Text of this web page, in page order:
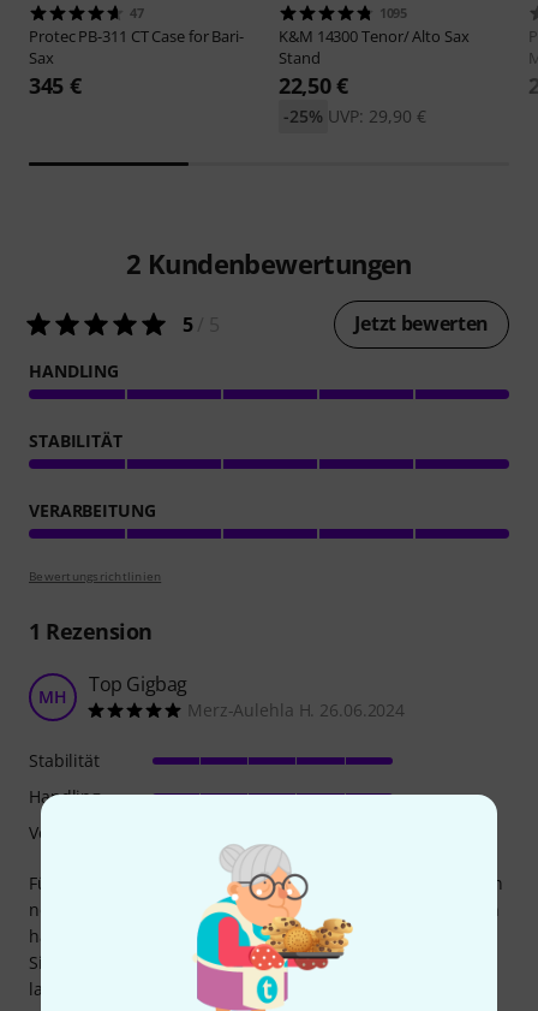
47
ProtecPB-311 CT Case for Bari-
Sax
345 €
1095
K&M 14300 Tenor/ Alto Sax
Stand
22,50 €
UVP: 29,90 €
-25%
2 Kundenbewertungen
5/ 5 Jetzt bewerten
HANDLING
STABILITÄT
VERARBEITUNG
Bewertungsrichtlinien
1 Rezension
MH Top Gigbag
Merz-Aulehla H. 26.06.2024
Für mein Selmer Mark 6 Alto Baujahr 1956 benötigte ich ein
neues Etui da der Koffer aus den 50ern schon sehr gelitten
hatte und meinen Ansprüchen und der erforderlichen
Sicherung des Saxophons nicht mehr gerecht wurde. Nach
langer Suche bin ich hier bei Thomann auf dieses Gigbag
Stabilität
Handling
Verarbeitung